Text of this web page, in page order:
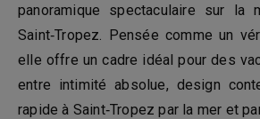
panoramique spectaculaire sur
Saint‑Tropez. Pensée comme un
elle offre un cadre idéal pour des
entre intimité absolue, design
rapide à Saint‑Tropez par la mer et